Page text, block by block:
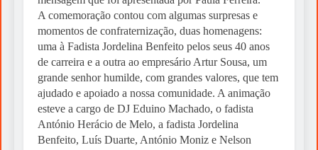
A comemoração contou com algumas surpresas e
momentos de confraternização, duas homenagens:
uma à Fadista Jordelina Benfeito pelos seus 40 anos
de carreira e a outra ao empresário Artur Sousa, um
grande senhor humilde, com grandes valores, que tem
ajudado e apoiado a nossa comunidade. A animação
esteve a cargo de DJ Eduino Machado, o fadista
António Herácio de Melo, a fadista Jordelina
Benfeito, Luís Duarte, António Moniz e Nelson